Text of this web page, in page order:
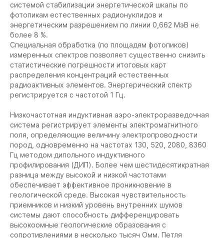
системой стабилизации энергетической шкалы по
фотопикам естественных радионуклидов и
энергетическим разрешением по линии 0,662 МэВ не
более 8 %.
Специальная обработка (по площадям фотопиков)
измеренных спектров позволяет существенно снизить
статистические погрешности итоговых карт
распределения концентраций естественных
радиоактивных элементов. Энергерический спектр
регистрируется с частотой 1 Гц.
Низкочастотная индуктивная аэро-электроразведочная
система регистрирует элементы электромагнитного
поля, определяющие величину электропроводности
пород, одновременно на частотах 130, 520, 2080, 8360
Гц методом дипольного индуктивного
профилирования (ДИП). Более чем шестидесятикратная
разница между высокой и низкой частотами
обеспечивает эффективное проникновение в
геологической среде. Высокая чувствительность
приемников и низкий уровень внутренних шумов
системы дают способность дифференцировать
высокоомные геологические образования с
сопротивлениями в несколько тысяч Омм. Петля